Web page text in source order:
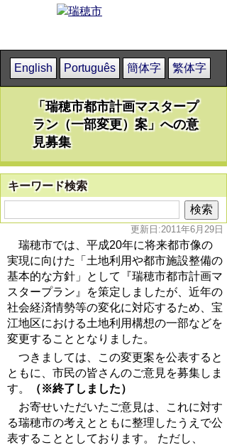
English Português 簡体字 繁体字
「瑞穂市都市計画マスタープ
ラン（一部変更）案」への意
見募集
キーワード検索
更新日:2011年6月29日
瑞穂市では、平成20年に将来都市像の
実現に向けた「土地利用や都市施設整備の
基本的な方針」として『瑞穂市都市計画マ
スタープラン』を策定しましたが、近年の
社会経済情勢等の変化に対応するため、宝
江地区における土地利用構想の一部などを
変更することとなりました。
つきましては、この変更案を公表すると
ともに、市民の皆さんのご意見を募集しま
す。
（※終了しました）
お寄せいただいたご意見は、これに対す
る瑞穂市の考えとともに整理したうえで公
表することとしております。 ただし、